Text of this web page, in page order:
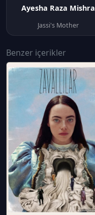
Ayesha Raza Mishra
Jassi's Mother
Benzer içerikler